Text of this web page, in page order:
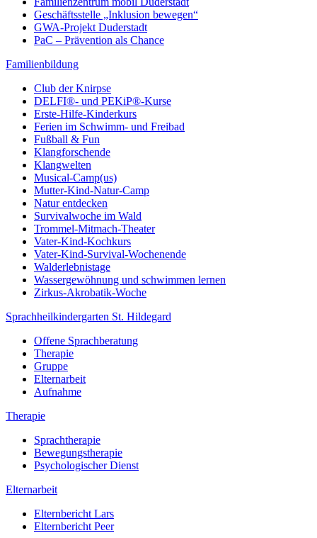
Geschäftsstelle „Inklusion bewegen“
GWA-Projekt Duderstadt
PaC – Prävention als Chance
Familienbildung
Club der Knirpse
DELFI®- und PEKiP®-Kurse
Erste-Hilfe-Kinderkurs
Ferien im Schwimm- und Freibad
Fußball & Fun
Klangforschende
Klangwelten
Musical-Camp(us)
Mutter-Kind-Natur-Camp
Natur entdecken
Survivalwoche im Wald
Trommel-Mitmach-Theater
Vater-Kind-Kochkurs
Vater-Kind-Survival-Wochenende
Walderlebnistage
Wassergewöhnung und schwimmen lernen
Zirkus-Akrobatik-Woche
Sprachheilkindergarten St. Hildegard
Offene Sprachberatung
Therapie
Gruppe
Elternarbeit
Aufnahme
Therapie
Sprachtherapie
Bewegungstherapie
Psychologischer Dienst
Elternarbeit
Elternbericht Lars
Elternbericht Peer